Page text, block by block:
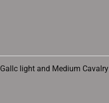
Gallc light and Medium Cavalry